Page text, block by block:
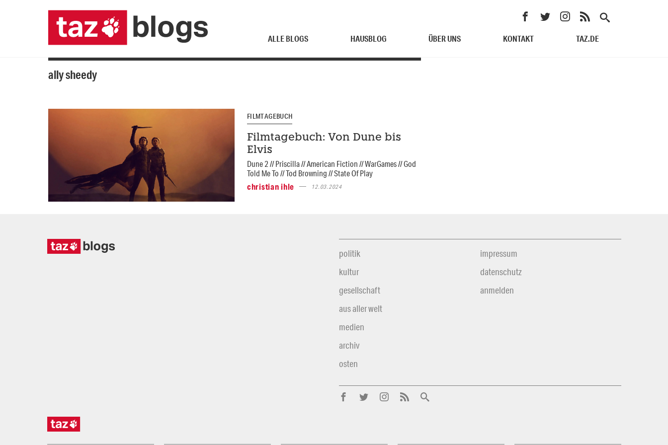
ALLE BLOGS HAUSBLOG ÜBER UNS KONTAKT TAZ.DE
ally sheedy
FILMTAGEBUCH
Filmtagebuch: Von Dune bis
Elvis
Dune 2 // Priscilla // American Fiction // WarGames // God
Told Me To // Tod Browning // State Of Play
christian ihle
12.03.2024
politik
kultur
gesellschaft
aus aller welt
medien
archiv
osten
impressum
datenschutz
anmelden